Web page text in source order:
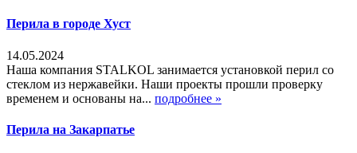
Перила в городе Хуст
14.05.2024
Наша компания STALKOL занимается установкой перил со
стеклом из нержавейки. Наши проекты прошли проверку
временем и основаны на... подробнее »
Перила на Закарпатье